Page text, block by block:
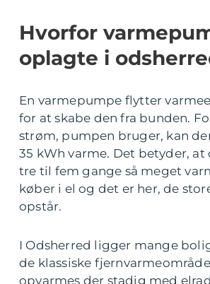
Hvorfor
oplagte i
En varmepumpe flytter
for at skabe den fra bunden.
strøm, pumpen bruger, kan
35 kWh varme. Det betyder, at
tre til fem gange så meget
køber i el og det er her, de
opstår.
I Odsherred ligger mange
de klassiske
opvarmes der stadig med